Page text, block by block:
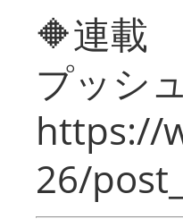
🔶連載
プッシ
https://
26/